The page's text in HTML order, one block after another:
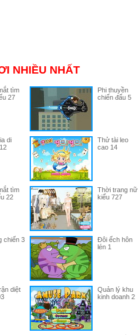
NHIỀU NHẤT
tìm
27
Phi thuyền
chiến đấu 5
di
Thử tài leo
cao 14
tìm
22
Thời trang nữ
kiểu 727
chiến 3
Đôi ếch hôn
lén 1
diệt
Quản lý khu
kinh doanh 2